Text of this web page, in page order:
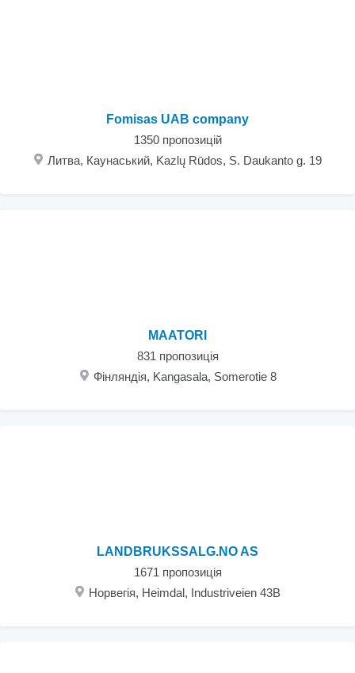
Fomisas UAB company
1350 пропозицій
Литва, Каунаський, Kazlų Rūdos, S. Daukanto g. 19
MAATORI
831 пропозиція
Фінляндія, Kangasala, Somerotie 8
LANDBRUKSSALG.NO AS
1671 пропозиція
Норвегія, Heimdal, Industriveien 43B